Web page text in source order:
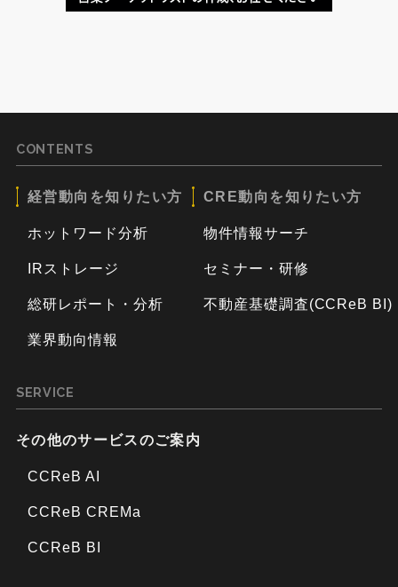
CONTENTS
経営動向を知りたい方
ホットワード分析
IRストレージ
総研レポート・分析
業界動向情報
CRE動向を知りたい方
物件情報サーチ
セミナー・研修
不動産基礎調査(CCReB BI)
SERVICE
その他のサービスのご案内
CCReB AI
CCReB CREMa
CCReB BI